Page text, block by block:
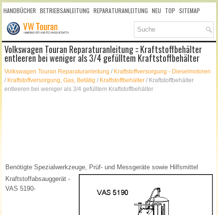
HANDBÜCHER BETRIEBSANLEITUNG REPARATURANLEITUNG NEU TOP SITEMAP
SUCHLAUF
Volkswagen Touran Reparaturanleitung :: Kraftstoffbehälter
entleeren bei weniger als 3/4 gefülltem Kraftstoffbehälter
Volkswagen Touran Reparaturanleitung / Kraftstoffversorgung - Dieselmotoren
/ Kraftstoffversorgung, Gas, Betätig / Kraftstoffbehälter / Kraftstoffbehälter
entleeren bei weniger als 3/4 gefülltem Kraftstoffbehälter
Benötigte Spezialwerkzeuge, Prüf- und Messgeräte sowie Hilfsmittel
Kraftstoffabsauggerät -
VAS 5190-